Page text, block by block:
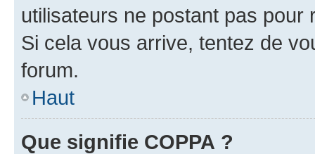
utilisateurs ne postant pas pour
Si cela vous arrive, tentez de
forum.
Haut
Que signifie COPPA ?